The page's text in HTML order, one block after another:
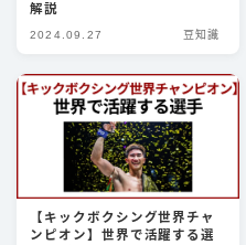
豆知識
ルール
階級
PFP
減量
解説
2024.09.27 豆知識
【キックボクシング世界チャ
ンピオン】世界で活躍する選